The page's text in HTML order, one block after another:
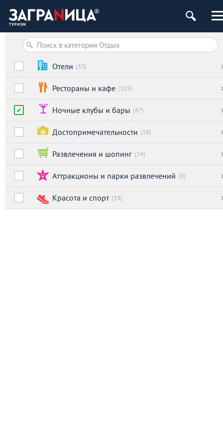
Отели (33)
Рестораны и кафе (103)
Ночные клубы и бары (47)
Достопримечательности (38)
Развлечения и шопинг (24)
Аттракционы и парки развлечений (8)
Красота и спорт (19)